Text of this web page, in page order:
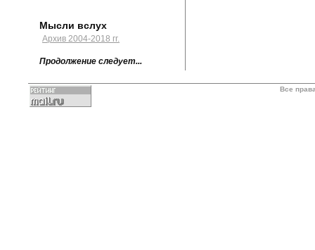
Мысли вслух
Архив 2004-2018 гг.
Продолжение следует...
Все